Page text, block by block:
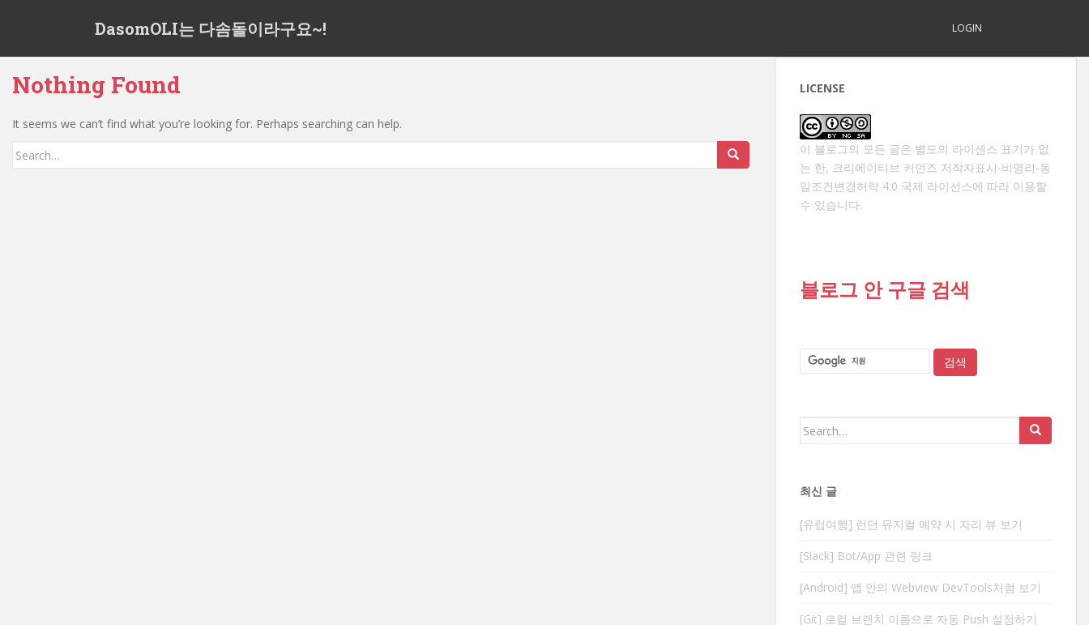
DasomOLI는 다솜돌이라구요~! LOGIN
Nothing Found
It seems we can’t find what you’re looking for. Perhaps searching can help.
Search
LICENSE
이 블로그의 모든 글은 별도의 라이센스 표기가 없
는 한, 크리에이티브 커먼즈 저작자표시-비영리-동
일조건변경허락 4.0 국제 라이선스에 따라 이용할
수 있습니다.
블로그 안 구글 검색
Search
최신 글
[유럽여행] 런던 뮤지컬 예약 시 자리 뷰 보기
[Slack] Bot/App 관련 링크
[Android] 앱 안의 Webview DevTools처럼 보기
[Git] 로컬 브랜치 이름으로 자동 Push 설정하기